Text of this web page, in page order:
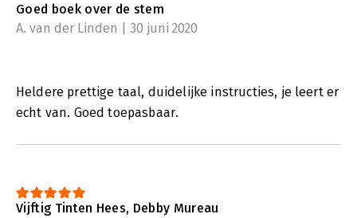
Goed boek over de stem
A. van der Linden | 30 juni 2020
Heldere prettige taal, duidelijke instructies, je leert er
echt van. Goed toepasbaar.
Vijftig Tinten Hees, Debby Mureau